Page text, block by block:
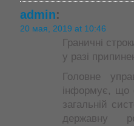
admin:
20 мая, 2019 at 10:46
Граничні
у разі
Головне
інформує, що
загальній
державну